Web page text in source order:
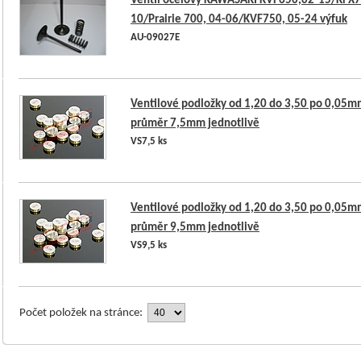
10/Prairie 700, 04-06/KVF750, 05-24 výfuk
AU-09027E
Ventilové podložky od 1,20 do 3,50 po
průměr 7,5mm jednotlivě
VS7,5 ks
Ventilové podložky od 1,20 do 3,50 po
průměr 9,5mm jednotlivě
VS9,5 ks
Počet položek na stránce: